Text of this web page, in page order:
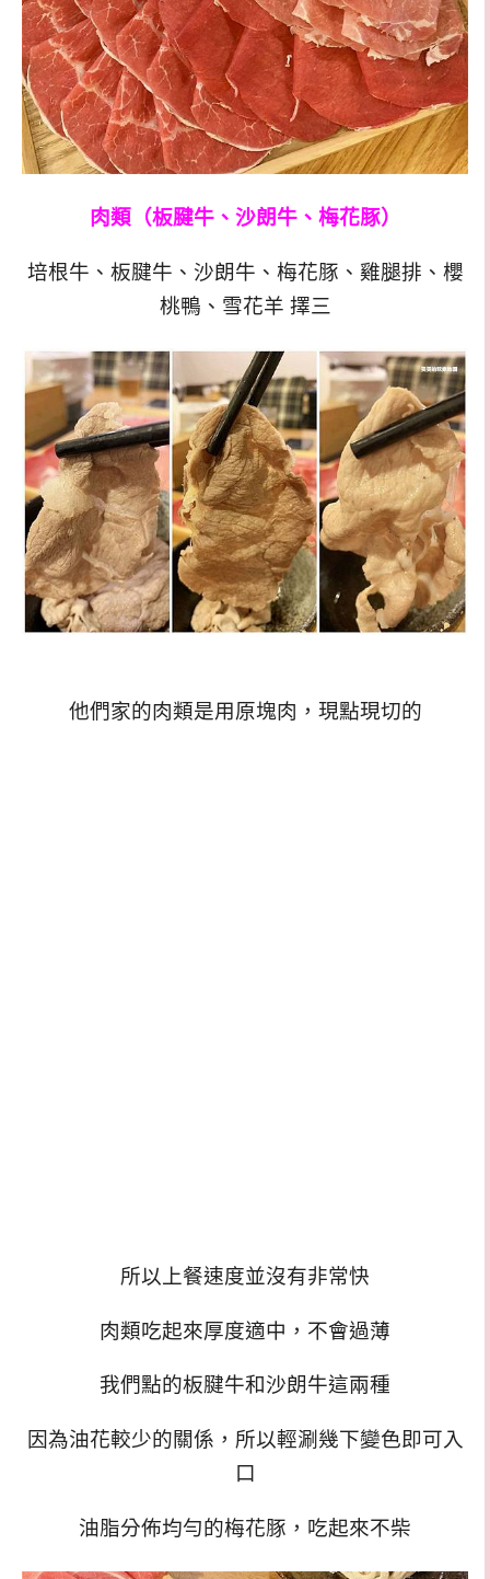
肉類（板腱牛、沙朗牛、梅花豚）
培根牛、板腱牛、沙朗牛、梅花豚、雞腿排、櫻
桃鴨、雪花羊 擇三
他們家的肉類是用原塊肉，現點現切的
所以上餐速度並沒有非常快
肉類吃起來厚度適中，不會過薄
我們點的板腱牛和沙朗牛這兩種
因為油花較少的關係，所以輕涮幾下變色即可入
口
油脂分佈均勻的梅花豚，吃起來不柴